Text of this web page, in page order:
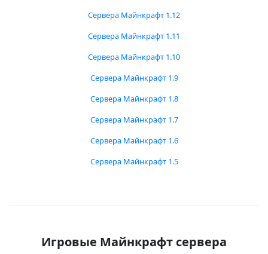
Сервера Майнкрафт 1.12
Сервера Майнкрафт 1.11
Сервера Майнкрафт 1.10
Сервера Майнкрафт 1.9
Сервера Майнкрафт 1.8
Сервера Майнкрафт 1.7
Сервера Майнкрафт 1.6
Сервера Майнкрафт 1.5
Игровые Майнкрафт сервера